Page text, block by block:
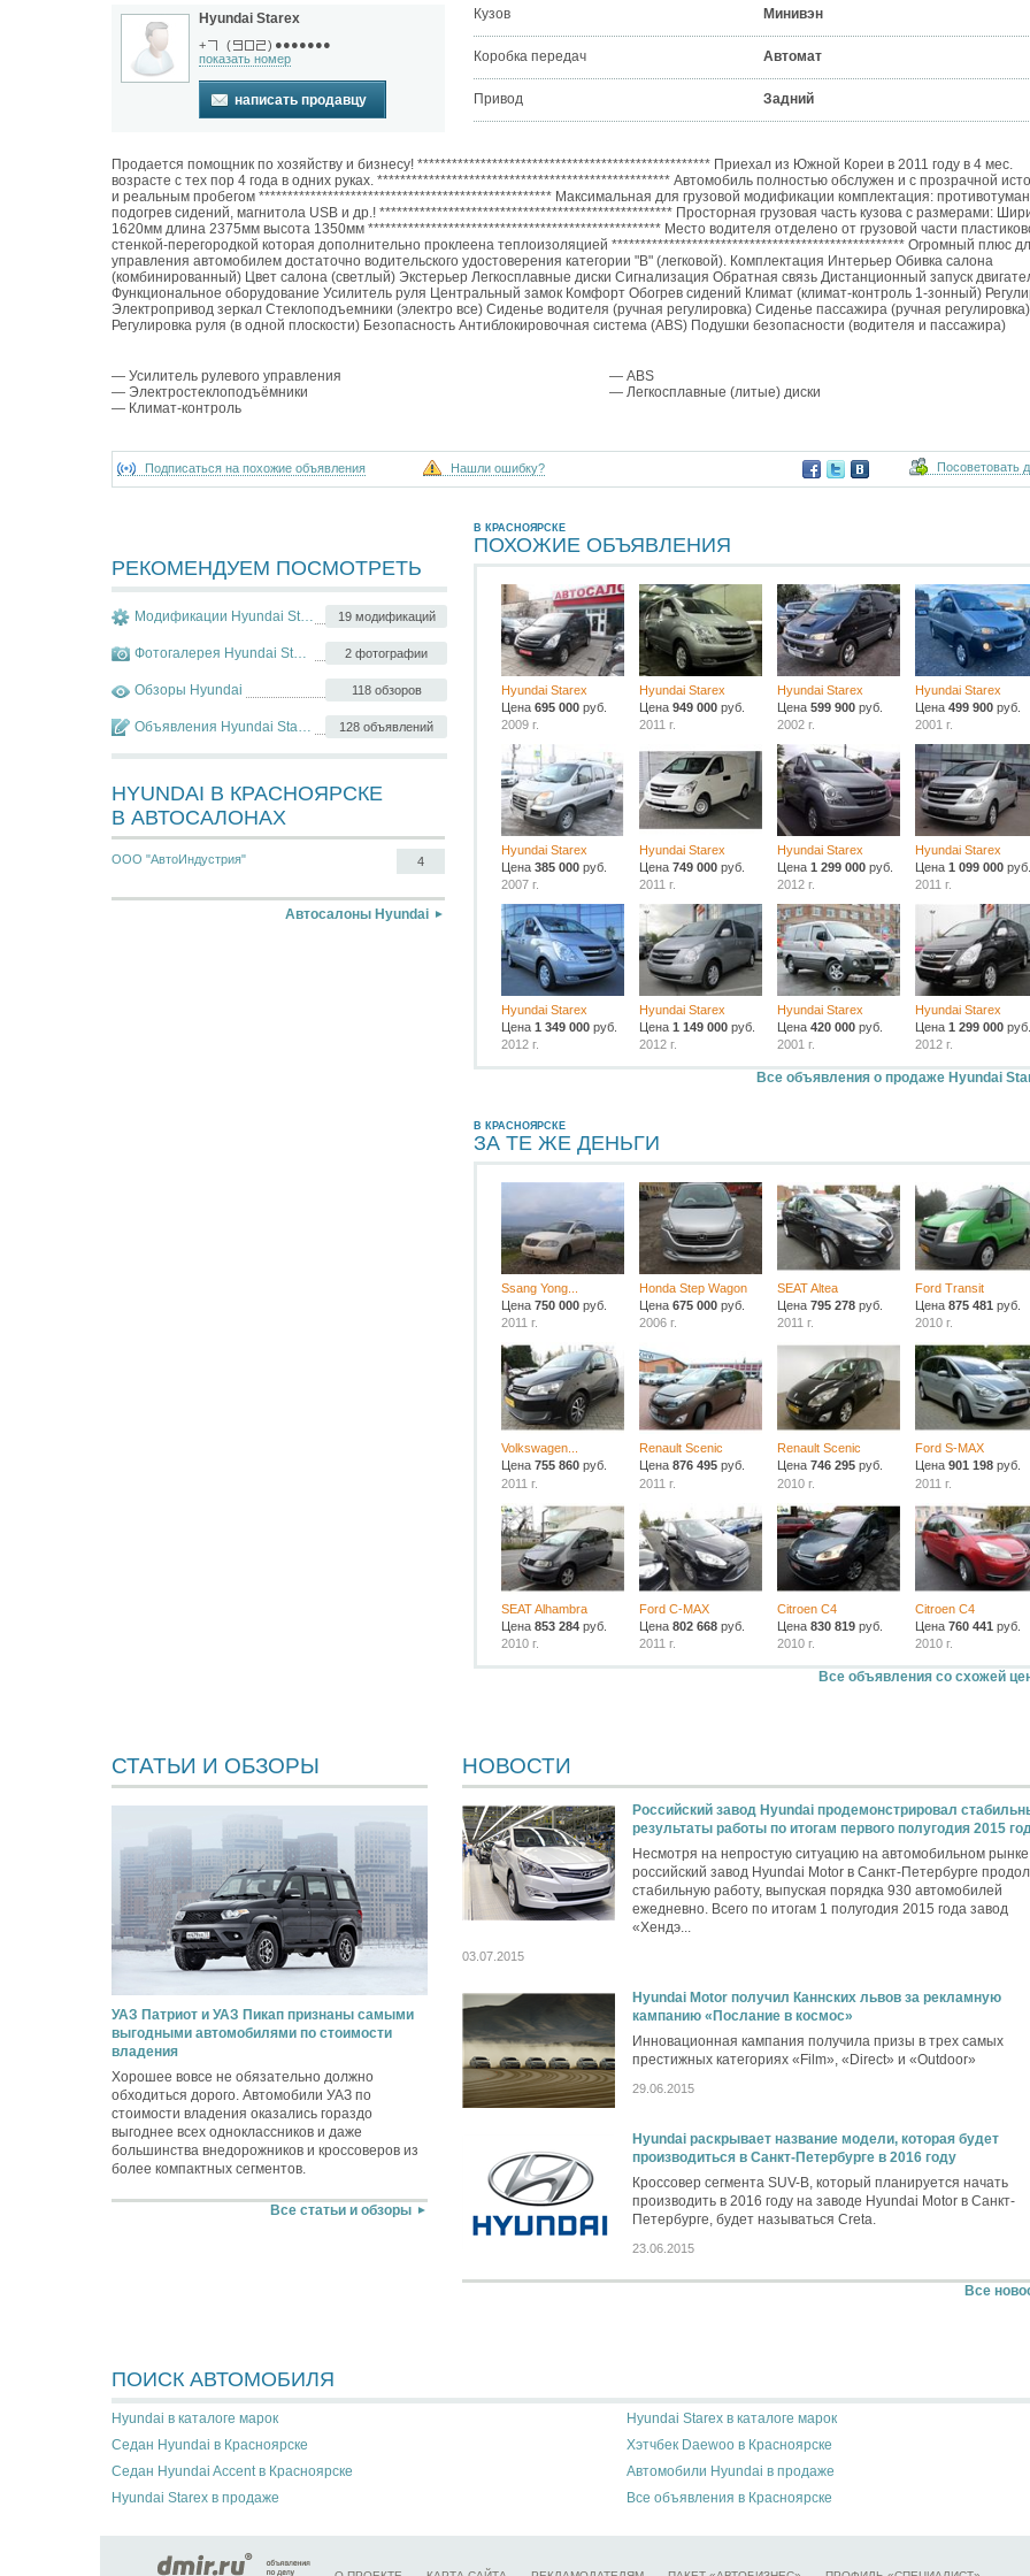
Hyundai Starex
+ ( ) ●●●●●●●
показать номер
написать продавцу
Кузов Минивэн
Коробка передач Автомат
Привод Задний
Продается помощник по хозяйству и бизнесу! *************************************************** Приехал из Южной Кореи в 2011 году в 4 мес.
возрасте с тех пор 4 года в одних руках. *************************************************** Автомобиль полностью обслужен и с прозрачной
и реальным пробегом *************************************************** Максимальная для грузовой модификации комплектация:
подогрев сидений, магнитола USB и др.! *************************************************** Просторная грузовая часть кузова с размерами:
1620мм длина 2375мм высота 1350мм *************************************************** Место водителя отделено от грузовой части
стенкой-перегородкой которая дополнительно проклеена теплоизоляцией *************************************************** Огромный плюс
управления автомобилем достаточно водительского удостоверения категории "В" (легковой). Комплектация Интерьер Обивка салона
(комбинированный) Цвет салона (светлый) Экстерьер Легкосплавные диски Сигнализация Обратная связь Дистанционный запуск
Функциональное оборудование Усилитель руля Центральный замок Комфорт Обогрев сидений Климат (климат-контроль 1-зонный)
Электропривод зеркал Стеклоподъемники (электро все) Сиденье водителя (ручная регулировка) Сиденье пассажира (ручная регулировка)
Регулировка руля (в одной плоскости) Безопасность Антиблокировочная система (ABS) Подушки безопасности (водителя и пассажира)
— Усилитель рулевого управления
— Электростеклоподъёмники
— Климат-контроль
— ABS
— Легкосплавные (литые) диски
Посоветовать
Подписаться на похожие объявления Нашли ошибку?
РЕКОМЕНДУЕМ ПОСМОТРЕТЬ
19 модификаций
Модификации Hyundai Starex
2 фотографии
Фотогалерея Hyundai Starex
118 обзоров
Обзоры Hyundai
128 объявлений
Объявления Hyundai Starex
HYUNDAI В КРАСНОЯРСКЕ
В АВТОСАЛОНАХ
ООО "АвтоИндустрия" 4
Автосалоны Hyundai
В КРАСНОЯРСКЕ
ПОХОЖИЕ ОБЪЯВЛЕНИЯ
Hyundai Starex
Цена695 000 руб.
2009 г.
Hyundai Starex
Цена949 000 руб.
2011 г.
Hyundai Starex
Цена 599 900руб.
2002 г.
Hyundai Starex
Цена 499 900руб.
2001 г.
Hyundai Starex
Цена385 000 руб.
2007 г.
Hyundai Starex
Цена749 000 руб.
2011 г.
Hyundai Starex
Цена 1 299 000руб.
2012 г.
Hyundai Starex
Цена 1 099 000руб.
2011 г.
Hyundai Starex
Цена1 349 000 руб.
2012 г.
Hyundai Starex
Цена1 149 000 руб.
2012 г.
Hyundai Starex
Цена 420 000руб.
2001 г.
Hyundai Starex
Цена 1 299 000руб.
2012 г.
Все объявления о продаже Hyundai
В КРАСНОЯРСКЕ
ЗА ТЕ ЖЕ ДЕНЬГИ
Ssang Yong...
Цена750 000 руб.
2011 г.
Honda Step Wagon
Цена675 000 руб.
2006 г.
SEAT Altea
Цена 795 278руб.
2011 г.
Ford Transit
Цена 875 481 руб.
2010 г.
Volkswagen...
Цена755 860 руб.
2011 г.
Renault Scenic
Цена876 495 руб.
2011 г.
Renault Scenic
Цена 746 295руб.
2010 г.
Ford S-MAX
Цена 901 198руб.
2011 г.
SEAT Alhambra
Цена853 284 руб.
2010 г.
Ford C-MAX
Цена802 668 руб.
2011 г.
Citroen C4
Цена 830 819руб.
2010 г.
Citroen C4
Цена 760 441 руб.
2010 г.
Все объявления со схожей
СТАТЬИ И ОБЗОРЫ
УАЗ Патриот и УАЗ Пикап признаны самыми
выгодными автомобилями по стоимости
владения
Хорошее вовсе не обязательно должно
обходиться дорого. Автомобили УАЗ по
стоимости владения оказались гораздо
выгоднее всех одноклассников и даже
большинства внедорожников и кроссоверов из
более компактных сегментов.
Все статьи и обзоры
НОВОСТИ
Российский завод Hyundai продемонстрировал
результаты работы по итогам первого полугодия 2015
Несмотря на непростую ситуацию на автомобильном
российский завод Hyundai Motor в Санкт-Петербурге
стабильную работу, выпуская порядка 930 автомобилей
ежедневно. Всего по итогам 1 полугодия 2015 года завод
«Хендэ...
03.07.2015
Hyundai Motor получил Каннских львов за рекламную
кампанию «Послание в космос»
Инновационная кампания получила призы в трех самых
престижных категориях «Film», «Direct» и «Outdoor»
29.06.2015
Hyundai раскрывает название модели, которая будет
производиться в Санкт-Петербурге в 2016 году
Кроссовер сегмента SUV-B, который планируется начать
производить в 2016 году на заводе Hyundai Motor в Санкт-
Петербурге, будет называться Creta.
23.06.2015
Все
ПОИСК АВТОМОБИЛЯ
Hyundai в каталоге марок
Hyundai Starex в каталоге марок
Седан Hyundai в Красноярске
Хэтчбек Daewoo в Красноярске
Седан Hyundai Accent в Красноярске
Автомобили Hyundai в продаже
Hyundai Starex в продаже
Все объявления в Красноярске